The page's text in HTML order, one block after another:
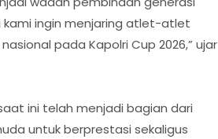
kami ingin menjaring atlet-atlet
pada Kapolri Cup 2026,” ujar
ini telah menjadi bagian dari
untuk berprestasi sekaligus